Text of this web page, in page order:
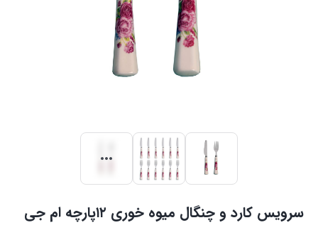
سرویس کارد و چنگال میوه خوری ۱۲پارچه ام جی